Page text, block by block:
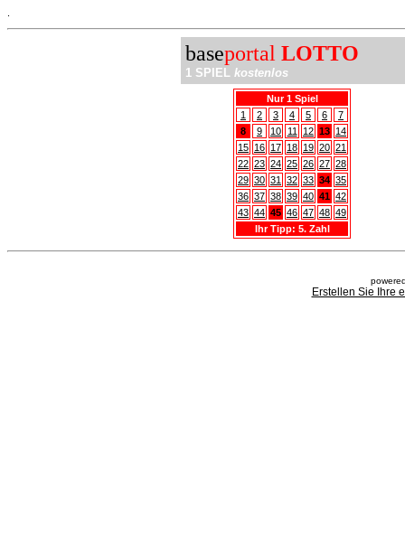
baseportal LOTTO
1 SPIEL kostenlos
Nur 1 Spiel
1
2 3 4 5 6
7
8
9 10 11 12 13 14
15 16 17 18 19 20 21
22 23 24 25 26 27 28
29 30 31 32 33 34 35
36 37 38 39 40 41 42
43 44 45 46 47 48 49
Ihr Tipp: 5. Zahl
Erstellen Sie Ihre